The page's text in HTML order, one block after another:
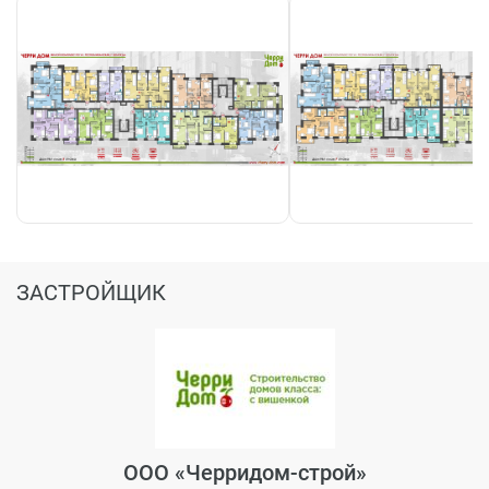
Чтобы купить квартиру в Вологде в ЖК или задать
уточняющие вопросы – оставьте свою заявку на сайте
и вам перезвонит застройщик.
Изменение цен
1-комнтаные – проданы
3-комнтаные – без изменений
1-комнтаные – проданы
ЗАСТРОЙЩИК
ООО «Черридом-строй»